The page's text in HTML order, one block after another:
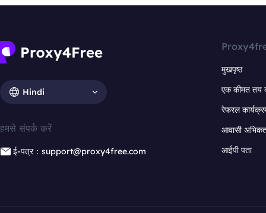
Hindi
हमसे संपर्क करें
ई-पत्र：support@proxy4free.com
मुखपृष्ठ
एक कीमत तय
रेफरल
आवासी
आईपी पता